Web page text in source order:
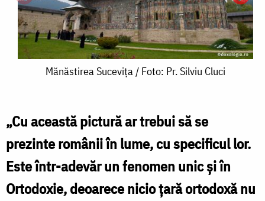
Mănăstirea
Foto:
Pr.
Silviu
Cluci
Mănăstirea Sucevița / Foto: Pr. Silviu Cluci
„Cu această pictură ar trebui să se
prezinte românii în lume, cu specificul lor.
Este într-adevăr un fenomen unic și în
Ortodoxie, deoarece nicio țară ortodoxă nu